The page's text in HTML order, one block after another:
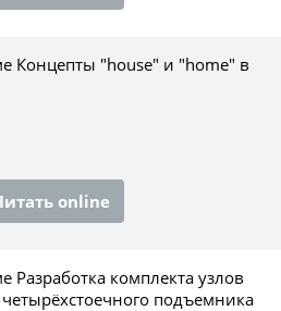
Концепты "house" и "home" в
online
Разработка комплекта узлов
подъемника